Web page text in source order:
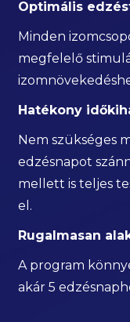
Optimális
Minden
megfelelő
Hatékony
Nem szükséges
edzésnapot
mellett is teljes
el.
Rugalmasan
A program
akár 5